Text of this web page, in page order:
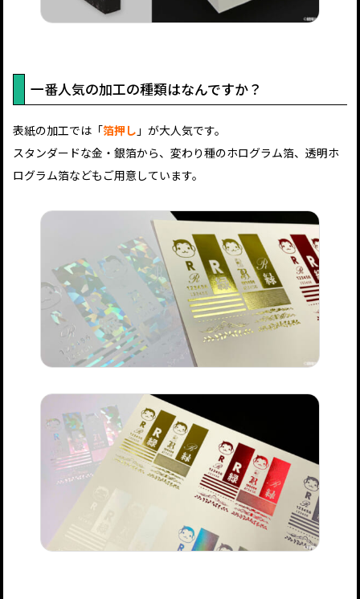
一番人気の加工の種類はなんですか？
表紙の加工では「箔押し 」が大人気です。
スタンダードな金・銀箔から、変わり種のホログラム箔、透明ホ
ログラム箔などもご用意しています。